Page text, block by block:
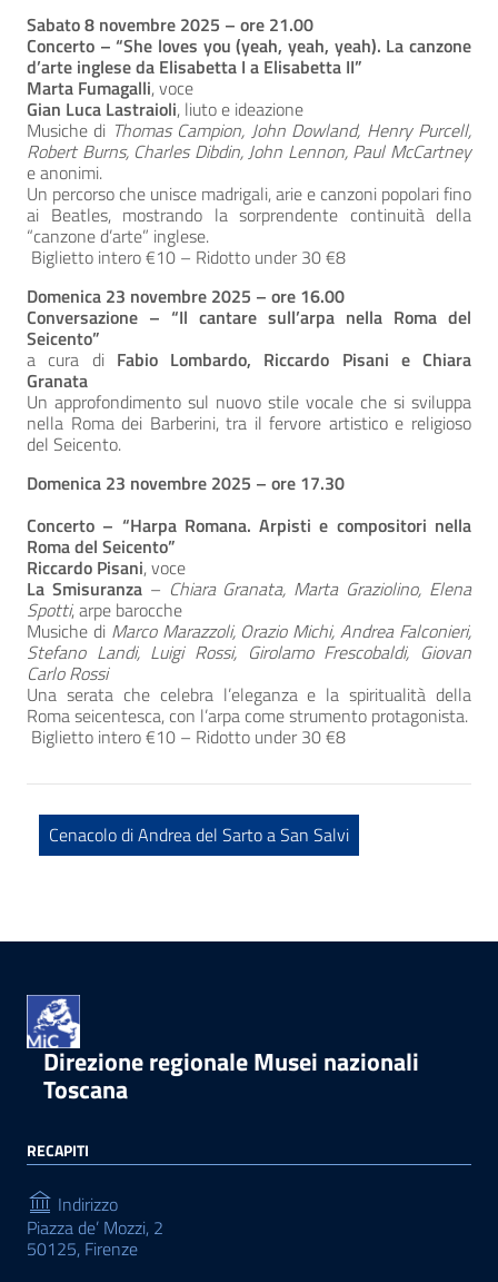
Sabato 8 novembre 2025 – ore 21.00
Concerto – “She loves you (yeah, yeah, yeah). La canzone
d’arte inglese da Elisabetta I a Elisabetta II”
Marta Fumagalli, voce
Gian Luca Lastraioli, liuto e ideazione
Musiche di Thomas Campion, John Dowland, Henry Purcell,
Robert Burns, Charles Dibdin, John Lennon, Paul McCartney
e anonimi.
Un percorso che unisce madrigali, arie e canzoni popolari fino
ai Beatles, mostrando la sorprendente continuità della
“canzone d’arte” inglese.
Biglietto intero €10 – Ridotto under 30 €8
Domenica 23 novembre 2025 – ore 16.00
Conversazione – “Il cantare sull’arpa nella Roma del
Seicento”
a cura di Fabio Lombardo, Riccardo Pisani e Chiara
Granata
Un approfondimento sul nuovo stile vocale che si sviluppa
nella Roma dei Barberini, tra il fervore artistico e religioso
del Seicento.
Domenica 23 novembre 2025 – ore 17.30
Concerto – “Harpa Romana. Arpisti e compositori nella
Roma del Seicento”
Riccardo Pisani, voce
La Smisuranza– Chiara Granata, Marta Graziolino, Elena
Spotti, arpe barocche
Musiche di Marco Marazzoli, Orazio Michi, Andrea Falconieri,
Stefano Landi, Luigi Rossi, Girolamo Frescobaldi, Giovan
Carlo Rossi
Una serata che celebra l’eleganza e la spiritualità della
Roma seicentesca, con l’arpa come strumento protagonista.
Biglietto intero €10 – Ridotto under 30 €8
Cenacolo di Andrea del Sarto a San Salvi
Direzione regionale Musei nazionali
Toscana
RECAPITI
Indirizzo
Piazza de’ Mozzi, 2
50125, Firenze